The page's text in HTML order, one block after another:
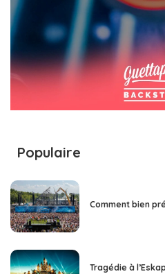
Populaire
Comment bien
Tragédie à